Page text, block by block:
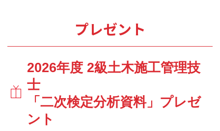
プレゼント
2026年度 2級土木施工管理技
士
「二次検定分析資料」プレゼ
ント